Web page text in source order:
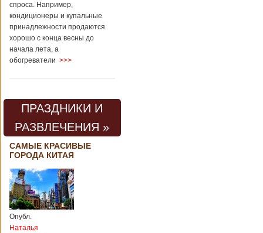
спроса. Например,
кондиционеры и купальные
принадлежности продаются
хорошо с конца весны до
начала лета, а
обогреватели >>>
ПРАЗДНИКИ И
РАЗВЛЕЧЕНИЯ »
САМЫЕ КРАСИВЫЕ
ГОРОДА КИТАЯ
Опубл.
Наталья